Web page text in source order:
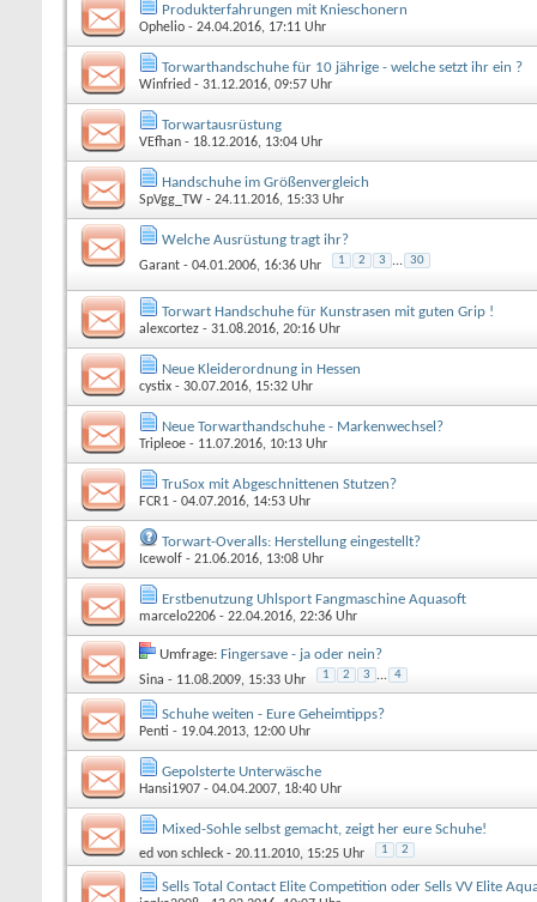
Produkterfahrungen mit Knieschonern
Ophelio - 24.04.2016, 17:11 Uhr
Torwarthandschuhe für 10 jährige - welche setzt ihr ein ?
Winfried - 31.12.2016, 09:57 Uhr
Torwartausrüstung
VEfhan - 18.12.2016, 13:04 Uhr
Handschuhe im Größenvergleich
SpVgg_TW - 24.11.2016, 15:33 Uhr
Welche Ausrüstung tragt ihr?
Garant - 04.01.2006, 16:36 Uhr 1 2 3 ... 30
Torwart Handschuhe für Kunstrasen mit guten Grip !
alexcortez - 31.08.2016, 20:16 Uhr
Neue Kleiderordnung in Hessen
cystix - 30.07.2016, 15:32 Uhr
Neue Torwarthandschuhe - Markenwechsel?
Tripleoe - 11.07.2016, 10:13 Uhr
TruSox mit Abgeschnittenen Stutzen?
FCR1 - 04.07.2016, 14:53 Uhr
Torwart-Overalls: Herstellung eingestellt?
Icewolf - 21.06.2016, 13:08 Uhr
Erstbenutzung Uhlsport Fangmaschine Aquasoft
marcelo2206 - 22.04.2016, 22:36 Uhr
Umfrage: Fingersave - ja oder nein?
Sina - 11.08.2009, 15:33 Uhr 1 2 3 ... 4
Schuhe weiten - Eure Geheimtipps?
Penti - 19.04.2013, 12:00 Uhr
Gepolsterte Unterwäsche
Hansi1907 - 04.04.2007, 18:40 Uhr
Mixed-Sohle selbst gemacht, zeigt her eure Schuhe!
ed von schleck - 20.11.2010, 15:25 Uhr 1 2
Sells Total Contact Elite Competition oder Sells VV Elite